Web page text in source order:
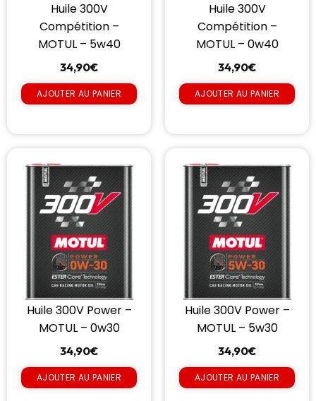
Huile 300V
Compétition –
MOTUL – 5w40
34,90€
AJOUTER AU PANIER
Huile 300V
Compétition –
MOTUL – 0w40
34,90€
AJOUTER AU PANIER
Huile 300V Power –
MOTUL – 0w30
34,90€
AJOUTER AU PANIER
Huile 300V Power –
MOTUL – 5w30
34,90€
AJOUTER AU PANIER